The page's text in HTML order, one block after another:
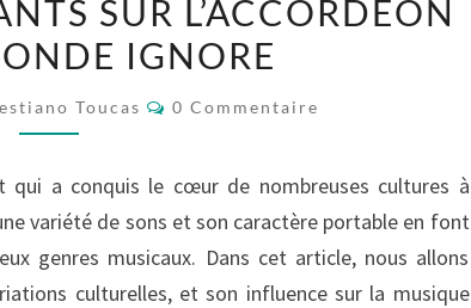
SECRETS
FASCINANTS
LE
MONDE
IGNORE
SUR L’ACCORDÉON
IGNORE
Toucas Commentaires
0 Commentaire
qui a conquis le cœur de nombreuses cultures à
variété de sons et son caractère portable en font
genres musicaux. Dans cet article, nous allons
culturelles, et son influence sur la musique